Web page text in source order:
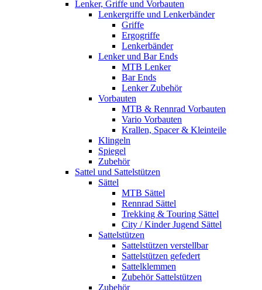
Lenker, Griffe und Vorbauten
Lenkergriffe und Lenkerbänder
Griffe
Ergogriffe
Lenkerbänder
Lenker und Bar Ends
MTB Lenker
Bar Ends
Lenker Zubehör
Vorbauten
MTB & Rennrad Vorbauten
Vario Vorbauten
Krallen, Spacer & Kleinteile
Klingeln
Spiegel
Zubehör
Sattel und Sattelstützen
Sättel
MTB Sättel
Rennrad Sättel
Trekking & Touring Sättel
City / Kinder Jugend Sättel
Sattelstützen
Sattelstützen verstellbar
Sattelstützen gefedert
Sattelklemmen
Zubehör Sattelstützen
Zubehör